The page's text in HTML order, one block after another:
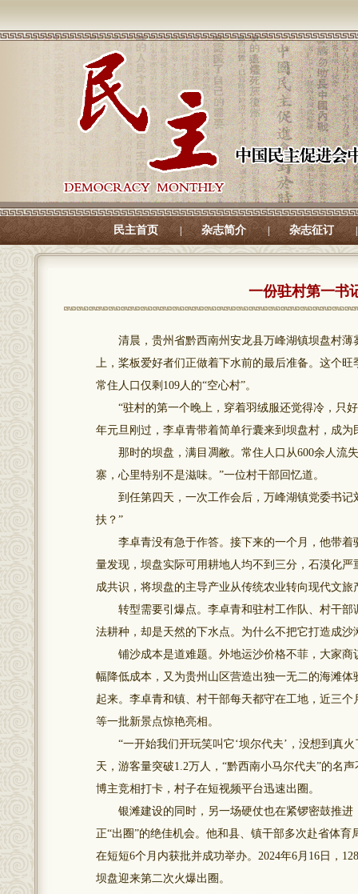
民主首页 | 杂志简介 | 杂志征订 |
一份驻村第一书
清晨，贵州省黔西南州安龙县万峰湖镇坝盘村薄
上，桨板爱好者们正做着下水前的最后准备。这个
常住人口仅剩109人的“空心村”。
“驻村的第一个晚上，穿着羽绒服还觉得冷，只好
年元旦刚过，李卓青带着简单行囊来到坝盘村，成
那时的坝盘，满目凋敝。常住人口从600余人流失
寨，心里特别不是滋味。”一位村干部回忆道。
到任第四天，一次工作会后，万峰湖镇党委书记
扶？”
李卓青没有急于作答。接下来的一个月，他带着
量发现，坝盘实际可用耕地人均不到三分，石漠化
成共识，将坝盘的主导产业从传统农业转向现代文旅
转型需要引爆点。李卓青和驻村工作队、村干部
法耕种，却是天然的下水点。为什么不把它打造成
铺沙成本是道难题。外地运沙价格不菲，大家商
幅降低成本，又为贵州山区营造出独一无二的海滩
起来。李卓青和镇、村干部每天都守在工地，近三
等一批新景点惊艳亮相。
“一开始我们开玩笑叫它‘坝尔代夫’，没想到真火
天，游客量突破1.2万人，“黔西南小马尔代夫”的名
博主竞相打卡，村子在短视频平台迅速出圈。
银滩建设的同时，另一场硬仗也在紧锣密鼓推进
正“出圈”的绝佳机会。他和县、镇干部多次赴省体
在短短6个月内获批并成功举办。2024年6月16日，
坝盘迎来第二次火爆出圈。